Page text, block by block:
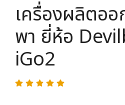
เครื่องผลิตอ
พา ยี่ห้อ
iGo2